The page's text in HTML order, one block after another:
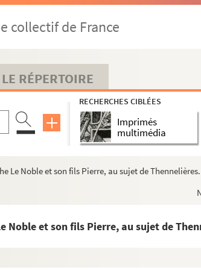
collectif de France
LE RÉPERTOIRE
RECHERCHES CIBLÉES
Imprimés
multimédia
Le Noble et son fils Pierre, au sujet de
Noble et son fils Pierre, au sujet de
Dinteville, seigneur de Thennelières, à Léonard et
(Plessis), veuve de Gaucher de Dinteville, en son
au sujet des mairies royales de Belley,
président au présidial de Troyes, seigneur de
du Bellay (
), seigneur de Thennelières, à
de Paillot et Belley (1686-1789)
réunion des justices de Paillot, Laubressel et
et à la maison du maître d'école de Paillot